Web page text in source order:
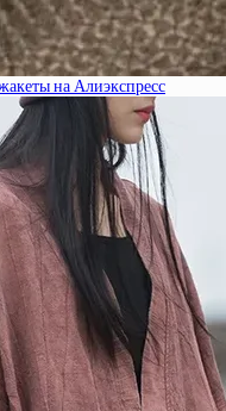
на Алиэкспресс